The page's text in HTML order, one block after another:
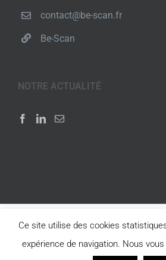
contact@be-scan.fr
Be-Scan
NOTRE ACTUALITÉ
© Copyright 2012 -2026 | Propulsé
droits réservés |
Ce site utilise des cookies
expérience de navigation. Nous